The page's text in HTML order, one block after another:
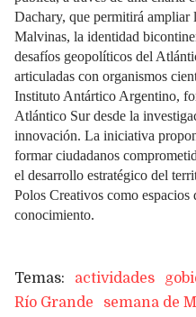
Dachary, que permitirá ampliar
Malvinas, la identidad
desafíos geopolíticos del
articuladas con organismos
Instituto Antártico Argentino,
Atlántico Sur desde la
innovación. La iniciativa
formar ciudadanos
el desarrollo estratégico del
Polos Creativos como
conocimiento.
actividades
Río Grande
semana de